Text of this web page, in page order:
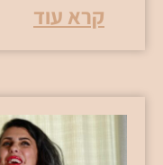
קרא עוד